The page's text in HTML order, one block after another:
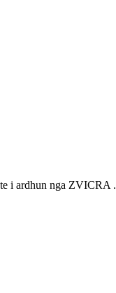
i ardhun nga ZVICRA